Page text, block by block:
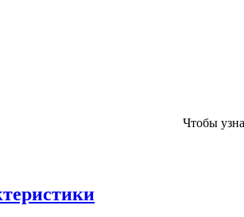
Чтобы